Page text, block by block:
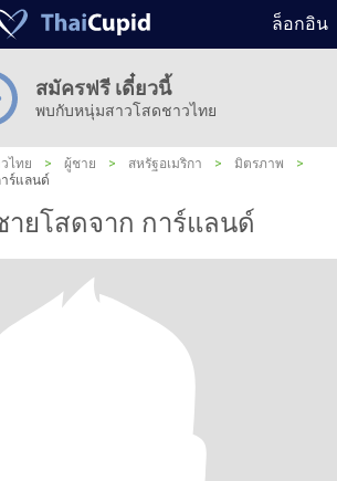
ล็อกอิน
สมัครฟรี เดี๋ยวนี้
พบกับหนุ่มสาวโสดชาวไทย
ไทย > ผู้ชาย > สหรัฐอเมริกา > มิตรภาพ
>
าร์แลนด์
ยโสดจาก การ์แลนด์